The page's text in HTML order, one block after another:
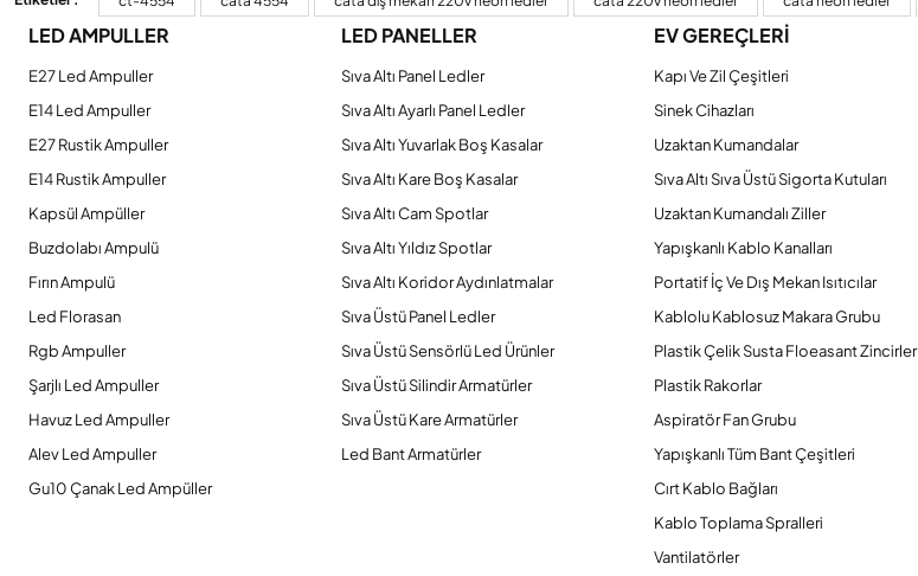
Yorum Yaz
Ürün resmi kalitesiz, bozuk veya görüntülenemiyor.
Ürün açıklamasında eksik bilgiler bulunuyor.
Ürün bilgilerinde hatalar bulunuyor.
Ürün fiyatı diğer sitelerden daha pahalı.
Bu ürüne benzer farklı alternatifler olmalı.
Gönder
LED AMPULLER
E27 Led Ampuller
E14 Led Ampuller
E27 Rustik Ampuller
E14 Rustik Ampuller
Kapsül Ampüller
Buzdolabı Ampulü
Fırın Ampulü
Led Florasan
Rgb Ampuller
Şarjlı Led Ampuller
Havuz Led Ampuller
Alev Led Ampuller
Gu10 Çanak Led Ampüller
LED PANELLER
Sıva Altı Panel Ledler
Sıva Altı Ayarlı Panel Ledler
Sıva Altı Yuvarlak Boş Kasalar
Sıva Altı Kare Boş Kasalar
Sıva Altı Cam Spotlar
Sıva Altı Yıldız Spotlar
Sıva Altı Koridor Aydınlatmalar
Sıva Üstü Panel Ledler
Sıva Üstü Sensörlü Led Ürünler
Sıva Üstü Silindir Armatürler
Sıva Üstü Kare Armatürler
Led Bant Armatürler
EV GEREÇLERİ
Kapı Ve Zil Çeşitleri
Sinek Cihazları
Uzaktan Kumandalar
Sıva Altı Sıva Üstü Sigorta Kutuları
Uzaktan Kumandalı Ziller
Yapışkanlı Kablo Kanalları
Portatif İç Ve Dış Mekan Isıtıcılar
Kablolu Kablosuz Makara Grubu
Plastik Çelik Susta Floeasant Zincirler
Plastik Rakorlar
Aspiratör Fan Grubu
Yapışkanlı Tüm Bant Çeşitleri
Cırt Kablo Bağları
Kablo Toplama Spralleri
Vantilatörler